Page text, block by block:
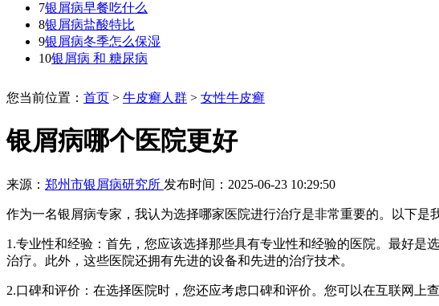
7银屑病早餐吃什么
8银屑病盐酸特比
9银屑病冬季怎么保湿
10银屑病 和 糖尿病
您当前位置： 首页 > 牛皮癣人群 > 女性牛皮癣
银屑病哪个医院更好
来源： 郑州市银屑病研究所 发布时间：2025-06-23 10:29:50
作为一名银屑病专家，我认为选择哪家医院进行治疗是非常重要的。以下是
1.专业性和经验：首先，您应该选择那些具有专业性和经验的医院。最好
治疗。此外，这些医院还拥有先进的设备和先进的治疗技术。
2.口碑和评价：在选择医院时，您还应考虑口碑和评价。您可以在互联网上